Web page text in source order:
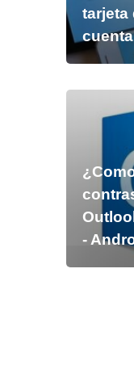
tarjeta
-